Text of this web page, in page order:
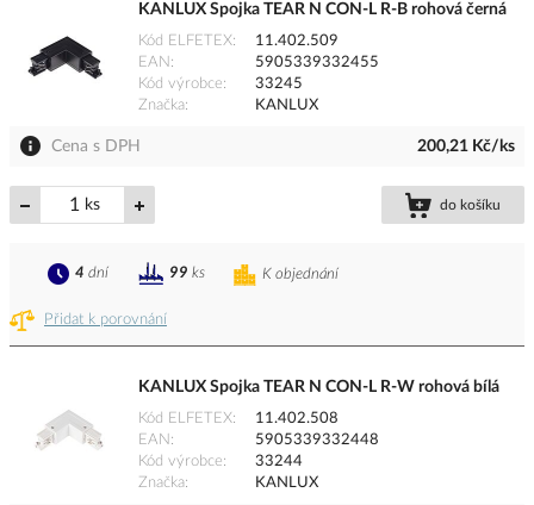
KANLUX Spojka TEAR N CON-L R-B rohová černá
Kód ELFETEX
11.402.509
EAN
5905339332455
Kód výrobce
33245
Značka
KANLUX
Cena s DPH 200,21 Kč/ks
ks do košíku
Přidat k porovnání
K objednání
4 dní 99 ks
KANLUX Spojka TEAR N CON-L R-W rohová bílá
Kód ELFETEX
11.402.508
EAN
5905339332448
Kód výrobce
33244
Značka
KANLUX